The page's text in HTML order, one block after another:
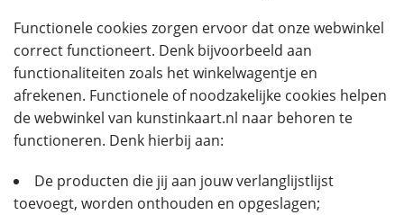
Functionele cookies zorgen ervoor dat onze webwinkel
correct functioneert. Denk bijvoorbeeld aan
functionaliteiten zoals het winkelwagentje en
afrekenen. Functionele of noodzakelijke cookies helpen
de webwinkel van kunstinkaart.nl naar behoren te
functioneren. Denk hierbij aan:
De producten die jij aan jouw verlanglijstlijst
toevoegt, worden onthouden en opgeslagen;